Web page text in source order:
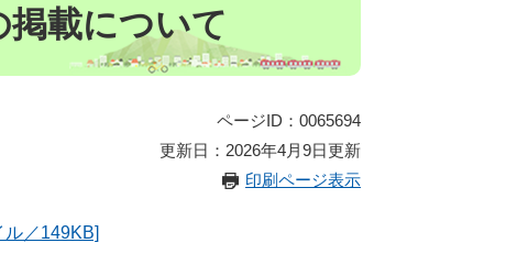
載について
ページID：0065694
更新日：2026年4月9日更新
印刷ページ表示
／149KB]